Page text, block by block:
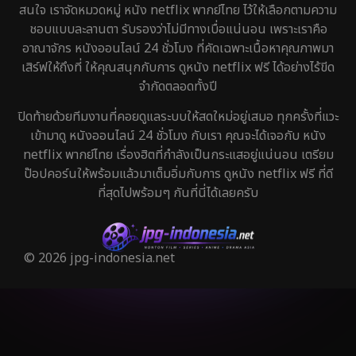
สนใจ เราจัดหมวดหมู่ หนัง netflix พากย์ไทย ไว้ให้เลือกตามความ
ชอบแบบละลานตา รับรองว่าไม่มีทางเบื่อแน่นอน เพราะเราคือ
อาณาจักร หนังออนไลน์ 24 ชั่วโมง ที่คัดเฉพาะเนื้อหาคุณภาพมา
เสิร์ฟให้ถึงที่ ให้คุณสนุกกับการ ดูหนัง netflix ฟรี ได้อย่างไร้ขีด
จำกัดตลอดทั้งปี
ปิดท้ายด้วยทีมงานที่คอยดูแลระบบให้สดใหม่อยู่เสมอ ทุกครั้งที่แวะ
เข้ามาดู หนังออนไลน์ 24 ชั่วโมง กับเรา คุณจะได้เจอกับ หนัง
netflix พากย์ไทย เรื่องฮิตที่กำลังเป็นกระแสอยู่แน่นอน เตรียม
ป๊อปคอร์นให้พร้อมแล้วมาเต็มอิ่มกับการ ดูหนัง netflix ฟรี ที่ดี
ที่สุดไปพร้อมๆ กันที่นี่ได้เลยครับ
© 2026 jpg-indonesia.net